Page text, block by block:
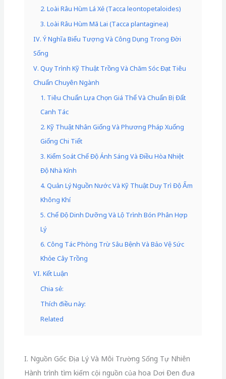
2. Loài Râu Hùm Lá Xẻ (Tacca leontopetaloides)
3. Loài Râu Hùm Mã Lai (Tacca plantaginea)
IV. Ý Nghĩa Biểu Tượng Và Công Dụng Trong Đời
Sống
V. Quy Trình Kỹ Thuật Trồng Và Chăm Sóc Đạt Tiêu
Chuẩn Chuyên Ngành
1. Tiêu Chuẩn Lựa Chọn Giá Thể Và Chuẩn Bị Đất
Canh Tác
2. Kỹ Thuật Nhân Giống Và Phương Pháp Xuống
Giống Chi Tiết
3. Kiểm Soát Chế Độ Ánh Sáng Và Điều Hòa Nhiệt
Độ Nhà Kính
4. Quản Lý Nguồn Nước Và Kỹ Thuật Duy Trì Độ Ẩm
Không Khí
5. Chế Độ Dinh Dưỡng Và Lộ Trình Bón Phân Hợp
Lý
6. Công Tác Phòng Trừ Sâu Bệnh Và Bảo Vệ Sức
Khỏe Cây Trồng
VI. Kết Luận
Chia sẻ:
Thích điều này:
Related
I. Nguồn Gốc Địa Lý Và Môi Trường Sống Tự Nhiên
Hành trình tìm kiếm cội nguồn của hoa Dơi Đen đưa